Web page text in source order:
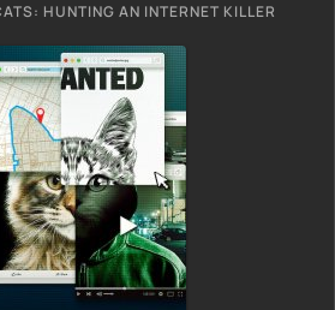
HUNTING AN INTERNET KILLER